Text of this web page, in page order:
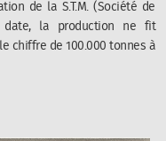
de la S.T.M. (Société de
date, la production ne fit
chiffre de 100.000 tonnes à